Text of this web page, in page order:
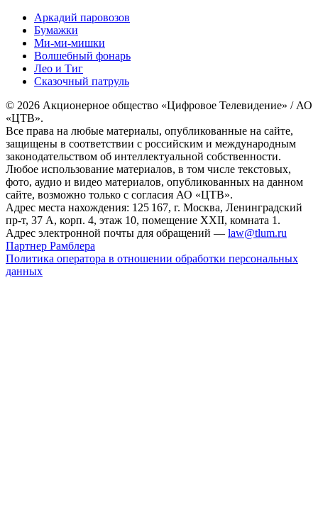
Аркадий паровозов
Бумажки
Ми-ми-мишки
Волшебный фонарь
Лео и Тиг
Сказочный патруль
© 2026 Акционерное общество «Цифровое Телевидение» / АО
«ЦТВ».
Все права на любые материалы, опубликованные на сайте,
защищены в соответствии с российским и международным
законодательством об интеллектуальной собственности.
Любое использование материалов, в том числе текстовых,
фото, аудио и видео материалов, опубликованных на данном
сайте, возможно только с согласия АО «ЦТВ».
Адрес места нахождения: 125 167, г. Москва, Ленинградский
пр-т, 37 А, корп. 4, этаж 10, помещение XXII, комната 1.
Адрес электронной почты для обращений — law@tlum.ru
Партнер Рамблера
Политика оператора в отношении обработки персональных
данных